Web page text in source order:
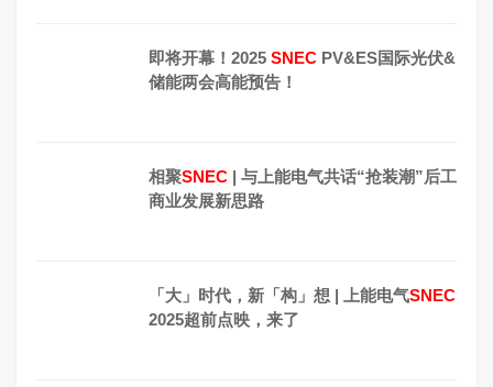
即将开幕！2025 SNEC PV&ES国际光伏&
储能两会高能预告！
相聚SNEC | 与上能电气共话“抢装潮”后工
商业发展新思路
「大」时代，新「构」想 | 上能电气SNEC
2025超前点映，来了